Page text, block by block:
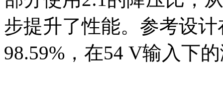
步提升了性能。参考设
98.59%，在54 V输入下